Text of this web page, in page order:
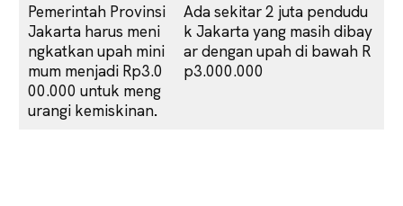
Pemerintah Provinsi
Jakarta harus meni
ngkatkan upah mini
mum menjadi Rp3.0
00.000 untuk meng
urangi kemiskinan.
Ada sekitar 2 juta pendudu
k Jakarta yang masih dibay
ar dengan upah di bawah R
p3.000.000